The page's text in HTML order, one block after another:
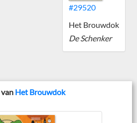
#29520
Het Brouwdok
De Schenker
Het Brouwdok